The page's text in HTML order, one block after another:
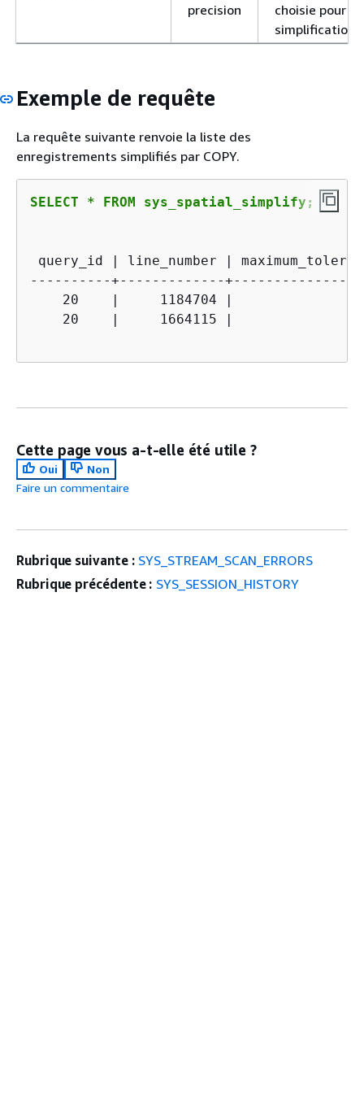
precision
choisie pour la
simplification.
Exemple de requête
La requête suivante renvoie la liste des
enregistrements simplifiés par COPY.
SELECT * FROM sys_spatial_simplify;
query_id | line_number |
----------+-------------
20    |     1184704 |
Cette page vous a-t-elle été utile ?
Oui
Non
Faire un commentaire
Rubrique suivante : SYS_STREAM_SCAN_ERRORS
Rubrique précédente : SYS_SESSION_HISTORY